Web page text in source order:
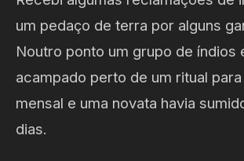
um pedaço de terra por alguns
Noutro ponto um grupo de índios
acampado perto de um ritual
mensal e uma novata havia
dias.